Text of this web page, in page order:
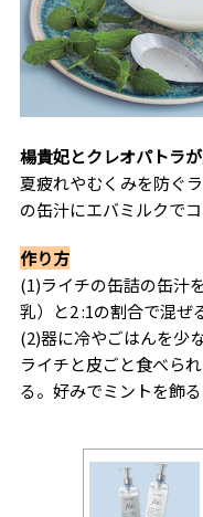
楊貴妃とクレオパトラ
夏疲れやむくみを防ぐ
の缶汁にエバミルクで
作り方
(1)ライチの缶詰の缶汁
乳）と2 :1の割合で混ぜ
(2)器に冷やごはんを少
ライチと皮ごと食べら
る。好みでミントを飾る